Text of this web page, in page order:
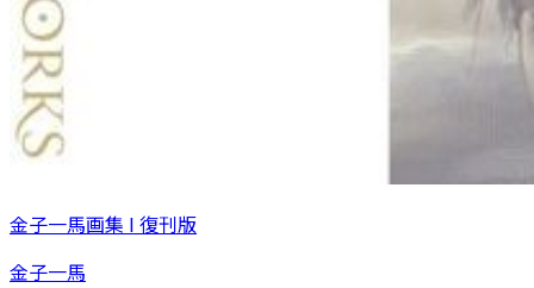
金子一馬画集 I 復刊版
金子一馬